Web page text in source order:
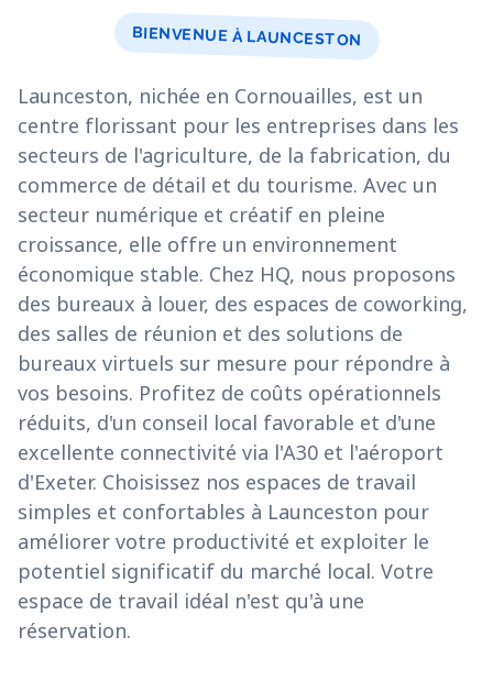
BIENVENUE À LAUNCESTON
Launceston, nichée en Cornouailles, est un
centre florissant pour les entreprises dans les
secteurs de l'agriculture, de la fabrication, du
commerce de détail et du tourisme. Avec un
secteur numérique et créatif en pleine
croissance, elle offre un environnement
économique stable. Chez HQ, nous proposons
des bureaux à louer, des espaces de coworking,
des salles de réunion et des solutions de
bureaux virtuels sur mesure pour répondre à
vos besoins. Profitez de coûts opérationnels
réduits, d'un conseil local favorable et d'une
excellente connectivité via l'A30 et l'aéroport
d'Exeter. Choisissez nos espaces de travail
simples et confortables à Launceston pour
améliorer votre productivité et exploiter le
potentiel significatif du marché local. Votre
espace de travail idéal n'est qu'à une
réservation.